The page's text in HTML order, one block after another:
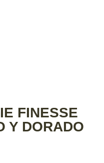
FINESSE
Y DORADO